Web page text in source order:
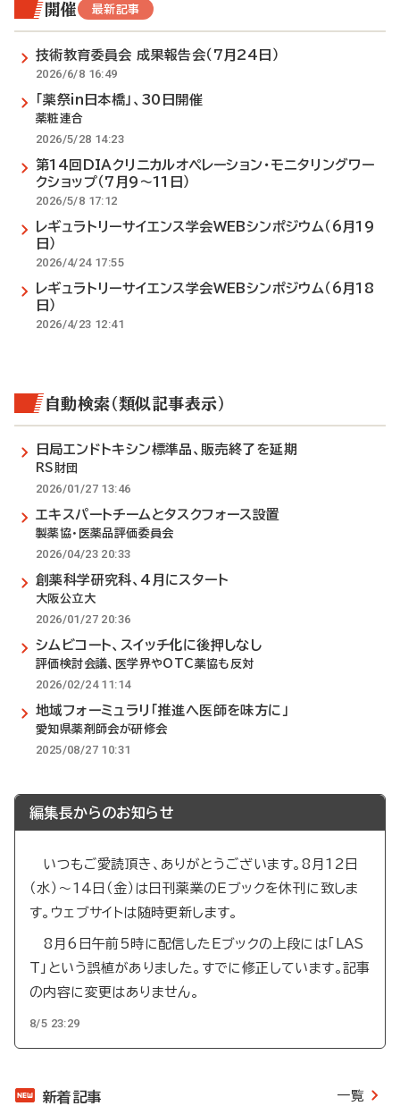
開催 最新記事
技術教育委員会 成果報告会（7月24日）
2026/6/8 16:49
「薬祭in日本橋」、30日開催
薬粧連合
2026/5/28 14:23
第14回DIAクリニカルオペレーション・モニタリングワー
クショップ（7月9～11日）
2026/5/8 17:12
レギュラトリーサイエンス学会WEBシンポジウム（6月19
日）
2026/4/24 17:55
レギュラトリーサイエンス学会WEBシンポジウム（6月18
日）
2026/4/23 12:41
自動検索（類似記事表示）
日局エンドトキシン標準品、販売終了を延期
RS財団
2026/01/27 13:46
エキスパートチームとタスクフォース設置
製薬協・医薬品評価委員会
2026/04/23 20:33
創薬科学研究科、4月にスタート
大阪公立大
2026/01/27 20:36
シムビコート、スイッチ化に後押しなし
評価検討会議、医学界やOTC薬協も反対
2026/02/24 11:14
地域フォーミュラリ「推進へ医師を味方に」
愛知県薬剤師会が研修会
2025/08/27 10:31
編集長からのお知らせ
いつもご愛読頂き、ありがとうございます。8月12日
（水）～14日（金）は日刊薬業のEブックを休刊に致しま
す。ウェブサイトは随時更新します。
8月6日午前5時に配信したEブックの上段には「LAS
T」という誤植がありました。すでに修正しています。記事
の内容に変更はありません。
8/5 23:29
新着記事 一覧